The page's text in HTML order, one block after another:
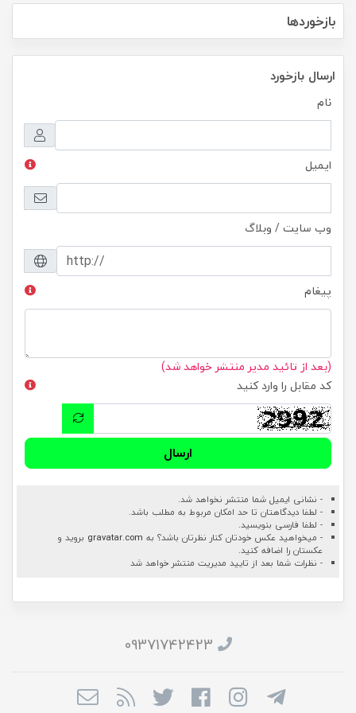
بازخوردها
ارسال بازخورد
نام
ایمیل
وب سایت / وبلاگ
پیغام
(بعد از تائید مدیر منتشر خواهد شد)
کد مقابل را وارد کنید
ارسال
- نشانی ایمیل شما منتشر نخواهد شد.
- لطفا دیدگاهتان تا حد امکان مربوط به مطلب باشد.
- لطفا فارسی بنویسید.
- میخواهید عکس خودتان کنار نظرتان باشد؟ به gravatar.com بروید و
عکستان را اضافه کنید.
- نظرات شما بعد از تایید مدیریت منتشر خواهد شد
09371742423